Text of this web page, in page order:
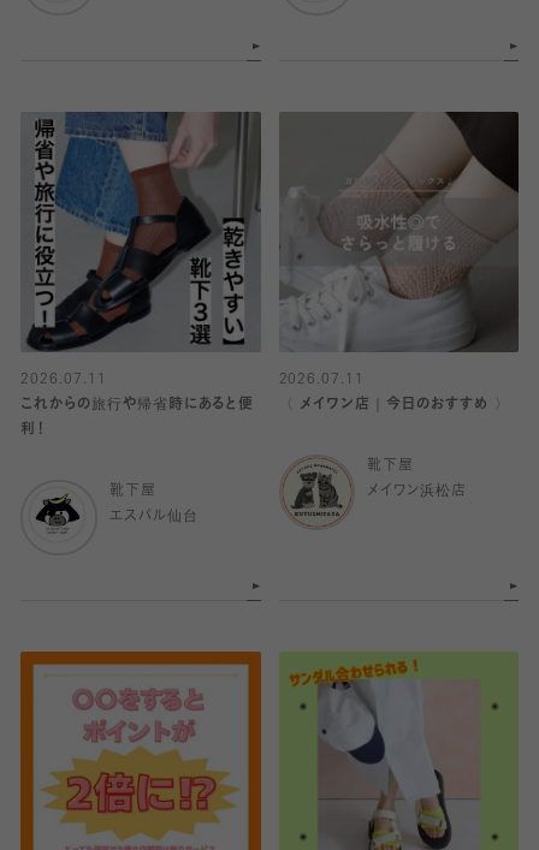
2026.07.11
これからの旅行や帰省時にあると便
利！
靴下屋
エスパル仙台
2026.07.11
〈 メイワン店｜今日のおすすめ 〉
靴下屋
メイワン浜松店